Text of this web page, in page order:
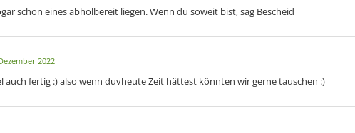
schon eines abholbereit liegen. Wenn du soweit bist, sag Bescheid
2022
auch fertig :) also wenn duvheute Zeit hättest könnten wir gerne tauschen :)